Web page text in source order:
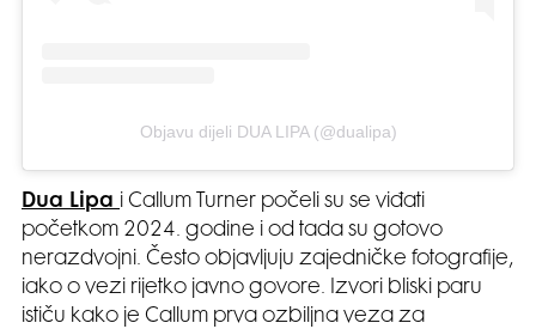
Objavu dijeli DUA LIPA (@dualipa)
Dua Lipa i Callum Turner počeli su se viđati
početkom 2024. godine i od tada su gotovo
nerazdvojni. Često objavljuju zajedničke fotografije,
iako o vezi rijetko javno govore. Izvori bliski paru
ističu kako je Callum prva ozbiljna veza za